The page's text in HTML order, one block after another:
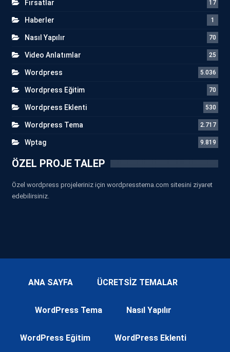
Fırsatlar 17
Haberler 1
Nasıl Yapılır 70
Video Anlatımlar 25
Wordpress 5.036
Wordpress Eğitim 70
Wordpress Eklenti 530
Wordpress Tema 2.717
Wptag 9.819
ÖZEL PROJE TALEP
Özel wordpress projeleriniz için wordpresstema.com sitesini ziyaret
edebilirsiniz.
ANA SAYFA ÜCRETSİZ TEMALAR
WordPress Tema Nasıl Yapılır
WordPress Eğitim WordPress Eklenti